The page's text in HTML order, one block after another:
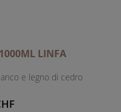
LINFA
e legno di cedro